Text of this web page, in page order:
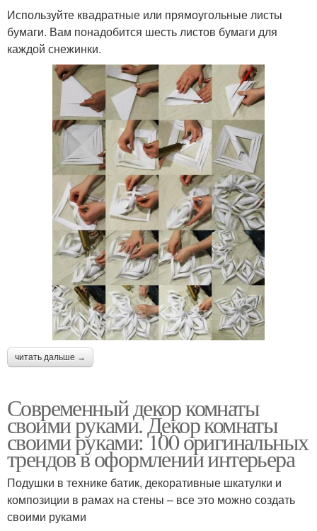
Используйте квадратные или прямоугольные листы
бумаги. Вам понадобится шесть листов бумаги для
каждой снежинки.
читать дальше →
Современный декор комнаты
своими руками. Декор комнаты
своими руками: 100 оригинальных
трендов в оформлении интерьера
Подушки в технике батик, декоративные шкатулки и
композиции в рамах на стены – все это можно создать
своими руками